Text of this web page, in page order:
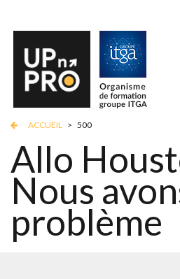
ACCUEIL > 500
Allo
Nous
problème